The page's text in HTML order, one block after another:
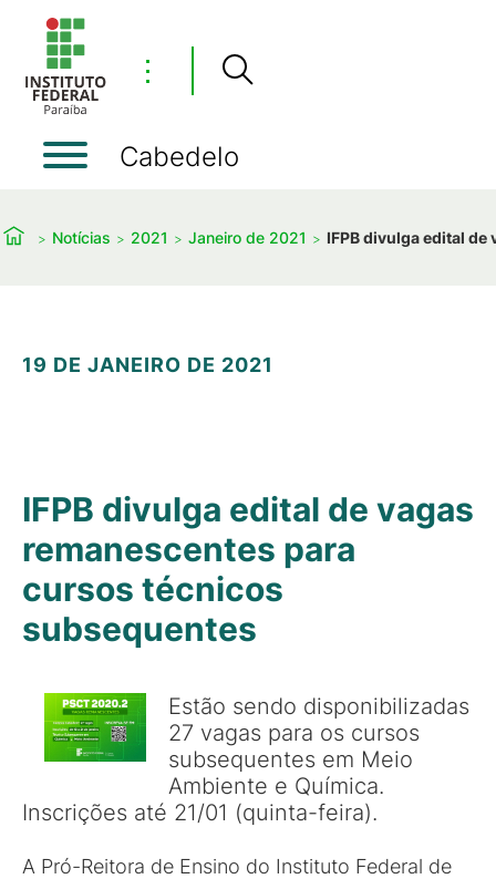
⋮
Cabedelo
Notícias 2021 Janeiro de 2021 IFPB divulga edital
19 DE JANEIRO DE 2021
IFPB divulga edital de vagas
remanescentes para
cursos técnicos
subsequentes
Estão sendo disponibilizadas
27 vagas para os cursos
subsequentes em Meio
Ambiente e Química.
Inscrições até 21/01 (quinta-feira).
A Pró-Reitora de Ensino do Instituto Federal de